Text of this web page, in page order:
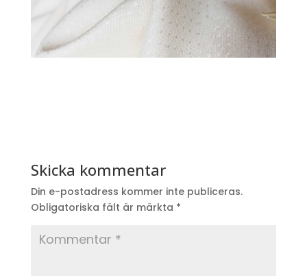
Skicka kommentar
Din e-postadress kommer inte publiceras.
Obligatoriska fält är märkta *